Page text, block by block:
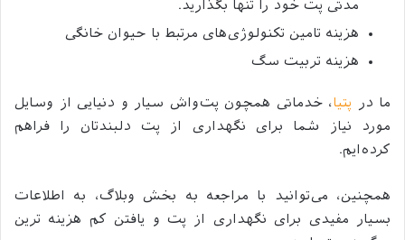
مدتی پت خود را تنها بگذارید.
هزینه تامین تکنولوژی‌های مرتبط با حیوان خانگی
هزینه تربیت سگ
ما در پتیا، خدماتی همچون پت‌واش سیار و دنیایی از وسایل
مورد نیاز شما برای نگهداری از پت دلبندتان را فراهم
کرده‌ایم.
همچنین، می‌توانید با مراجعه به بخش وبلاگ، به اطلاعات
بسیار مفیدی برای نگهداری از پت و یافتن کم هزینه ترین